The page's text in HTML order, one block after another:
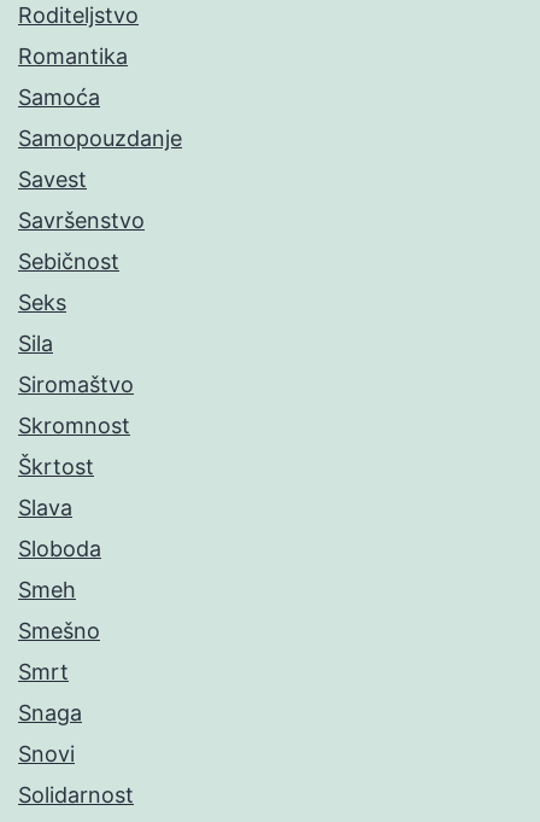
Roditeljstvo
Romantika
Samoća
Samopouzdanje
Savest
Savršenstvo
Sebičnost
Seks
Sila
Siromaštvo
Skromnost
Škrtost
Slava
Sloboda
Smeh
Smešno
Smrt
Snaga
Snovi
Solidarnost